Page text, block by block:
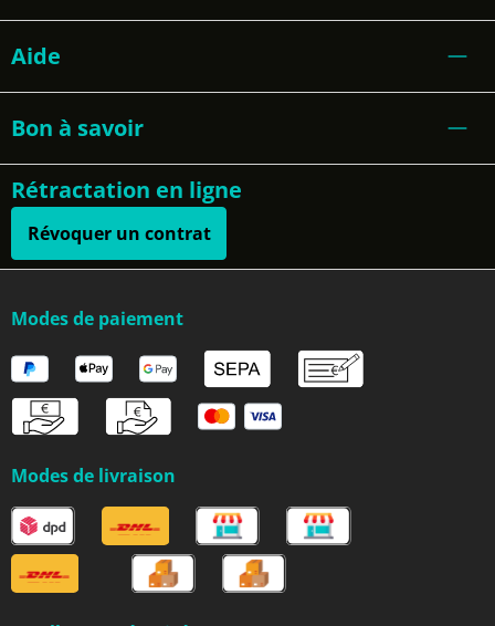
Aide
Bon à savoir
Rétractation en ligne
Révoquer un contrat
Modes de paiement
Modes de livraison